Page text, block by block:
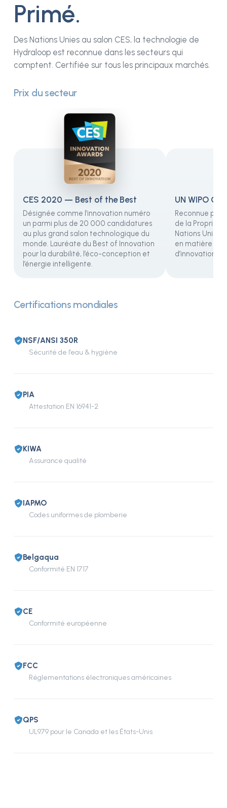
Primé.
Des Nations Unies au salon CES, la technologie de
Hydraloop est reconnue dans les secteurs qui
comptent. Certifiée sur tous les principaux marchés.
Prix du secteur
CES 2020 — Best of the Best
Désignée comme l’innovation numéro
un parmi plus de 20 000 candidatures
au plus grand salon technologique du
monde. Lauréate du Best of Innovation
pour la durabilité, l’éco-conception et
l’énergie intelligente.
UN WIPO
Reconnue par
de la
Nations Unies
en matière de
d’innovation.
Certifications mondiales
NSF/ANSI 350R
Sécurité de l’eau & hygiène
PIA
Attestation EN 16941-2
KIWA
Assurance qualité
IAPMO
Codes uniformes de plomberie
Belgaqua
Conformité EN 1717
CE
Conformité européenne
FCC
Réglementations électroniques américaines
QPS
UL979 pour le Canada et les États-Unis